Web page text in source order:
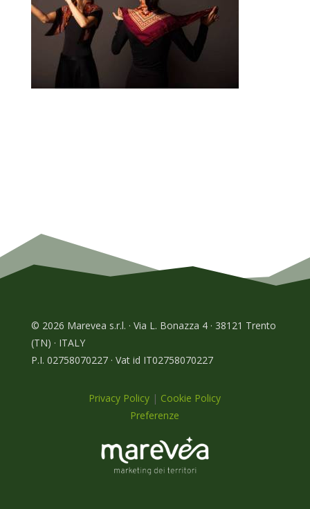
© 2026 Marevea s.r.l. · Via L. Bonazza 4 · 38121 Trento
(TN) · ITALY
P.I. 02758070227 · Vat id IT02758070227
Privacy Policy | Cookie Policy
Preferenze